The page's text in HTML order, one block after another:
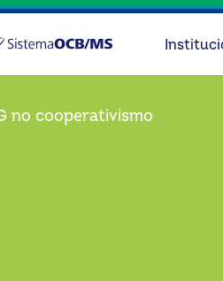
no cooperativismo